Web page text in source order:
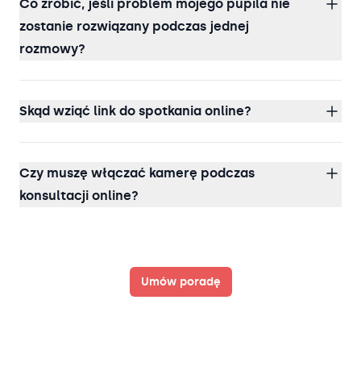
Co zrobić, jeśli problem mojego pupila nie
zostanie rozwiązany podczas jednej
rozmowy?
Skąd wziąć link do spotkania online?
Czy muszę włączać kamerę podczas
konsultacji online?
Umów poradę